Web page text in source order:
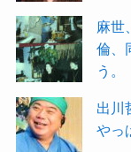
麻世
倫、
う。
出川
やっ